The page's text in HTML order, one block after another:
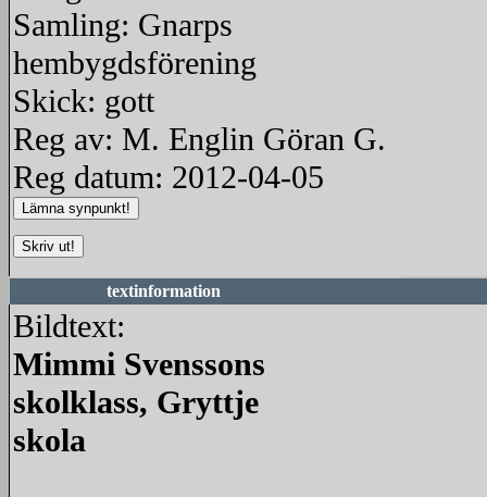
Samling: Gnarps
hembygdsförening
Skick: gott
Reg av: M. Englin Göran G.
Reg datum: 2012-04-05
textinformation
Bildtext:
Mimmi Svenssons
skolklass, Gryttje
skola